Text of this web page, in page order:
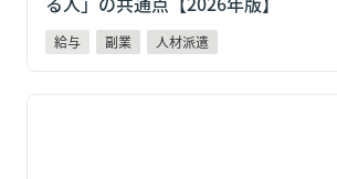
給与 副業 人材派遣
【住民税に注意】タイミーの副業が会